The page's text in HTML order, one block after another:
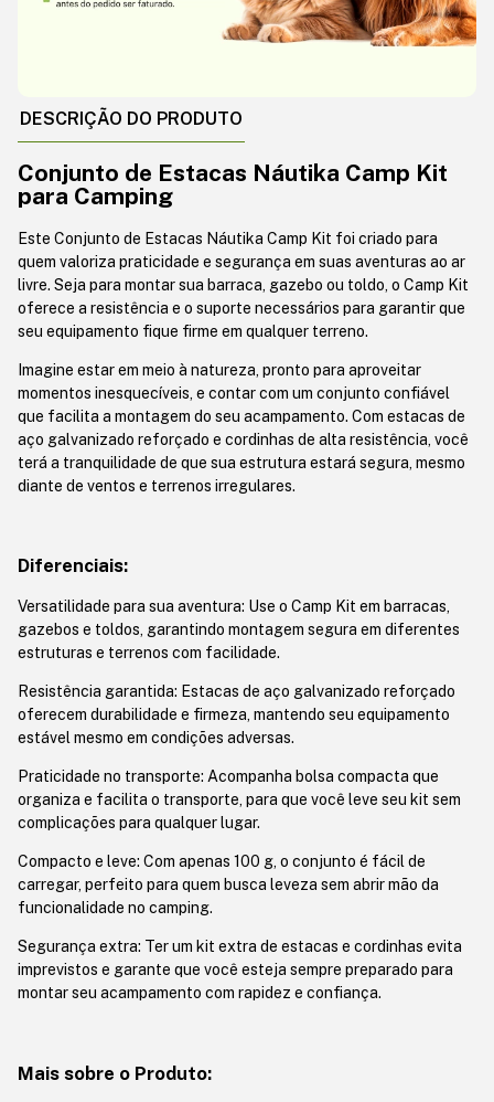
DESCRIÇÃO DO PRODUTO
Conjunto de Estacas Náutika Camp Kit
para Camping
Este Conjunto de Estacas Náutika Camp Kit foi criado para
quem valoriza praticidade e segurança em suas aventuras ao ar
livre. Seja para montar sua barraca, gazebo ou toldo, o Camp Kit
oferece a resistência e o suporte necessários para garantir que
seu equipamento fique firme em qualquer terreno.
Imagine estar em meio à natureza, pronto para aproveitar
momentos inesquecíveis, e contar com um conjunto confiável
que facilita a montagem do seu acampamento. Com estacas de
aço galvanizado reforçado e cordinhas de alta resistência, você
terá a tranquilidade de que sua estrutura estará segura, mesmo
diante de ventos e terrenos irregulares.
Diferenciais:
Versatilidade para sua aventura: Use o Camp Kit em barracas,
gazebos e toldos, garantindo montagem segura em diferentes
estruturas e terrenos com facilidade.
Resistência garantida: Estacas de aço galvanizado reforçado
oferecem durabilidade e firmeza, mantendo seu equipamento
estável mesmo em condições adversas.
Praticidade no transporte: Acompanha bolsa compacta que
organiza e facilita o transporte, para que você leve seu kit sem
complicações para qualquer lugar.
Compacto e leve: Com apenas 100 g, o conjunto é fácil de
carregar, perfeito para quem busca leveza sem abrir mão da
funcionalidade no camping.
Segurança extra: Ter um kit extra de estacas e cordinhas evita
imprevistos e garante que você esteja sempre preparado para
montar seu acampamento com rapidez e confiança.
Mais sobre o Produto: